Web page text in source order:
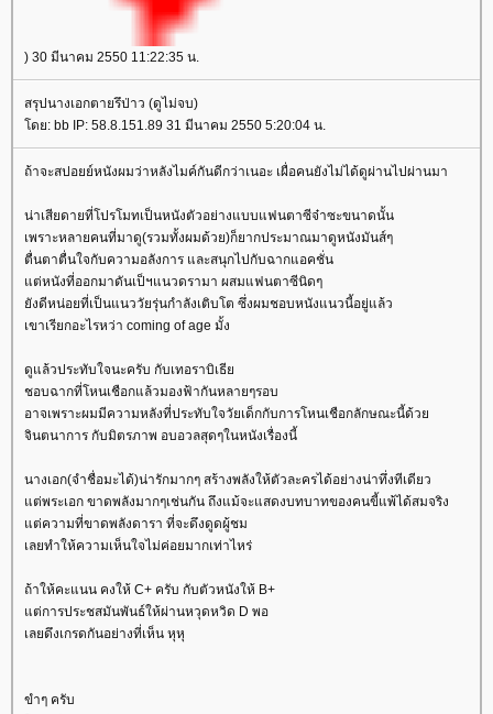
) 30 มีนาคม 2550 11:22:35 น.
สรุปนางเอกตายรึป่าว (ดูไม่จบ)
ดย: bb IP: 58.8.151.89 31 มีนาคม 2550 5:20:04 น.
ถ้าจะสปอยย์หนังผมว่าหลังไมค์กันดีกว่าเนอะ เผื่อคนยังไม่ได้ดูผ่านไปผ่านมา
น่าเสียดายที่โปรโมทเป็นหนังตัวอย่างแบบแฟนตาซีจ๋าซะขนาดนั้น
เพราะหลายคนที่มาดู(รวมทั้งผมด้วย)ก็ยากประมาณมาดูหนังมันส์ๆ
ตื่นตาตื่นใจกับความอลังการ และสนุกไปกับฉากแอคชั่น
ต่หนังที่ออกมาดันเป็ฯแนวดรามา ผสมแฟนตาซีนิดๆ
ังดีหน่อยที่เป็นแนววัยรุ่นกำลังเติบโต ซึ่งผมชอบหนังแนวนี้อยู่แล้ว
เขาเรียกอะไรหว่า coming of age มั้ง
ดูแล้วประทับใจนะครับ กับเทอราบิเธี
ชอบฉากที่โหนเชือกแล้วมองฟ้ากันหลายๆรอบ
อาจเพราะผมมีความหลังที่ประทับใจวัยเด็กกับการโหนเชือกลักษณะนี้ด้ว
จินตนาการ กับมิตรภาพ อบอวลสุดๆในหนังเรื่องนี้
นางเอก(จำชื่อมะได้)น่ารักมากๆ สร้างพลังให้ตัวละครได้อย่างน่าทึ่งทีเดียว
ต่พระเอก ขาดพลังมากๆเช่นกัน ถึงแม้จะแสดงบทบาทของคนขี้แพ้ได้สมจริง
ต่ความที่ขาดพลังดารา ที่จะดึงดูดผู้ชม
เลยทำให้ความเห็นใจไม่ค่อยมากเท่าไหร่
ถ้าให้คะแนน คงให้ C+ ครับ กับตัวหนังให้ B+
ต่การประชสมันพันธ์ให้ผ่านหวุดหวิด D พอ
เลยดึงเกรดกันอย่างที่เห็น หุหุ
ขำๆ ครับ